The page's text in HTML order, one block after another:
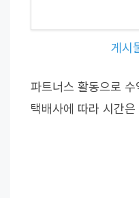
게시
파트너스 활동으로
택배사에 따라 시간